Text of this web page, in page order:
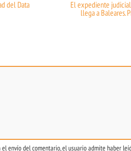
del Data
El expediente
llega a Baleares.
envío del comentario, el usuario admite haber